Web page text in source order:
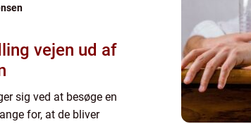
ud af
sig ved at besøge en
for, at de bliver